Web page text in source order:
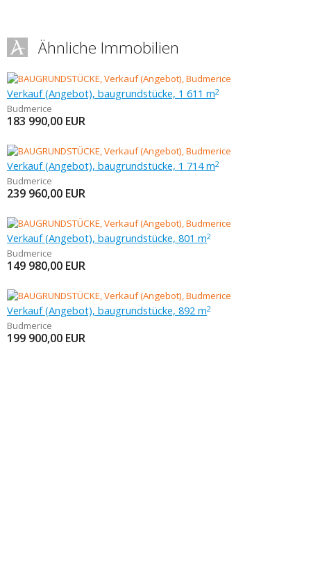
Ähnliche Immobilien
Verkauf (Angebot), baugrundstücke, 1 611 m2
Budmerice
183 990,00 EUR
Verkauf (Angebot), baugrundstücke, 1 714 m2
Budmerice
239 960,00 EUR
Verkauf (Angebot), baugrundstücke, 801 m2
Budmerice
149 980,00 EUR
Verkauf (Angebot), baugrundstücke, 892 m2
Budmerice
199 900,00 EUR